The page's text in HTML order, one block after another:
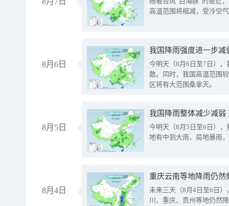
高温范围将缩减，受冷空
8月6日
今明天（8月6日至7日）
散。同时，我国高温范围
区将有大范围桑拿天。
8月5日
我国降雨整体减少减弱
今明天（8月5日至6日）
地有中到大雨，局地暴雨
8月4日
重庆云南等地降雨仍然
未来三天（8月4日至6日
川、重庆、贵州等地仍然